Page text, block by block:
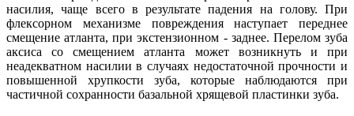
насилия, чаще всего в результате падения на голову. При
флексорном механизме повреждения наступает переднее
смещение атланта, при экстензионном - заднее. Перелом зуба
аксиса со смещением атланта может возникнуть и при
неадекватном насилии в случаях недостаточной прочности и
повышенной хрупкости зуба, которые наблюдаются при
частичной сохранности базальной хрящевой пластинки зуба.